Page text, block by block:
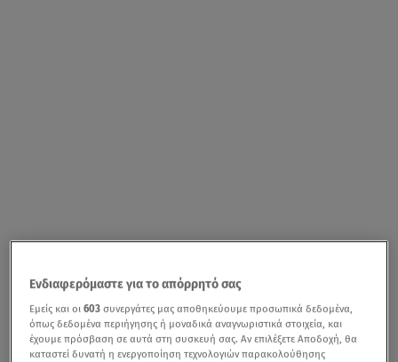
Ενδιαφερόμαστε για το απόρρητό σας
Εμείς και οι603 συνεργάτες μας αποθηκεύουμε προσωπικά δεδομένα,
όπως δεδομένα περιήγησης ή μοναδικά αναγνωριστικά στοιχεία, και
έχουμε πρόσβαση σε αυτά στη συσκευή σας. Αν επιλέξετε Αποδοχή, θα
καταστεί δυνατή η ενεργοποίηση τεχνολογιών παρακολούθησης